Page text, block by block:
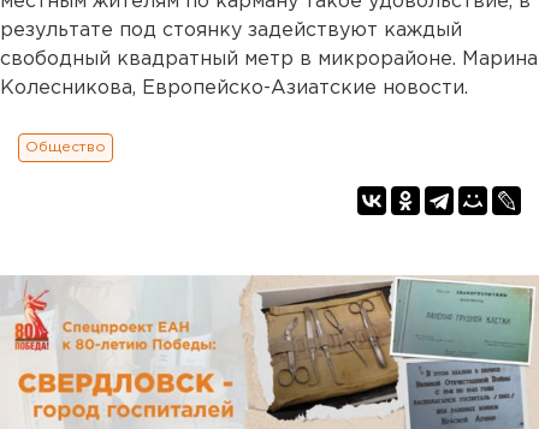
результате под стоянку задействуют каждый
свободный квадратный метр в микрорайоне. Марина
Колесникова, Европейско-Азиатские новости.
Общество